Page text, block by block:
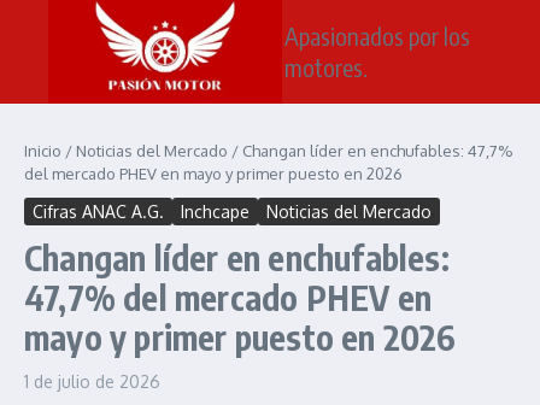
Saltar al contenido
Apasionados por los
motores.
Inicio / Noticias del Mercado / Changan líder en enchufables: 47,7%
del mercado PHEV en mayo y primer puesto en 2026
Cifras ANAC A.G. Inchcape Noticias del Mercado
Changan líder en enchufables:
47,7% del mercado PHEV en
mayo y primer puesto en 2026
1 de julio de 2026